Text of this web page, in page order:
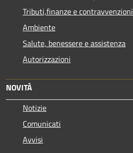
Tributi,finanze e contravvenzioni
Ambiente
Salute, benessere e assistenza
Autorizzazioni
NOVITÀ
Notizie
Comunicati
Avvisi